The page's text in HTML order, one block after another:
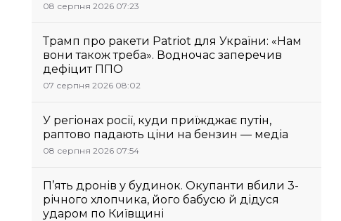
08 серпня 2026 07:23
Трамп про ракети Patriot для України: «Нам
вони також треба». Водночас заперечив
дефіцит ППО
07 серпня 2026 08:02
У регіонах росії, куди приїжджає путін,
раптово падають ціни на бензин — медіа
08 серпня 2026 07:54
П’ять дронів у будинок. Окупанти вбили 3-
річного хлопчика, його бабусю й дідуся
ударом по Київщині